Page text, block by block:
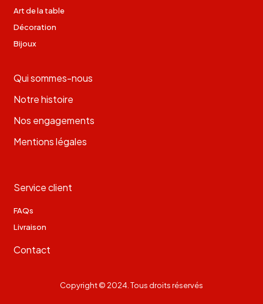
Art de la table
Décoration
Bijoux
Qui sommes-nous
Notre histoire
Nos engagements
Mentions légales
Service client
FAQs
Livraison
Contact
Copyright © 2024. Tous droits réservés